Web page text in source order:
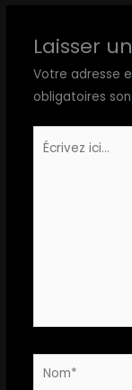
Laisser
Votre adresse
obligatoires
Écrivez
Nom*